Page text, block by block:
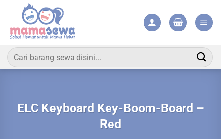
content
Pencarian
untuk:
ELC Keyboard Key-Boom-Board –
Red